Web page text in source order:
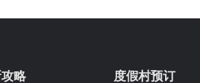
略 度假村预订